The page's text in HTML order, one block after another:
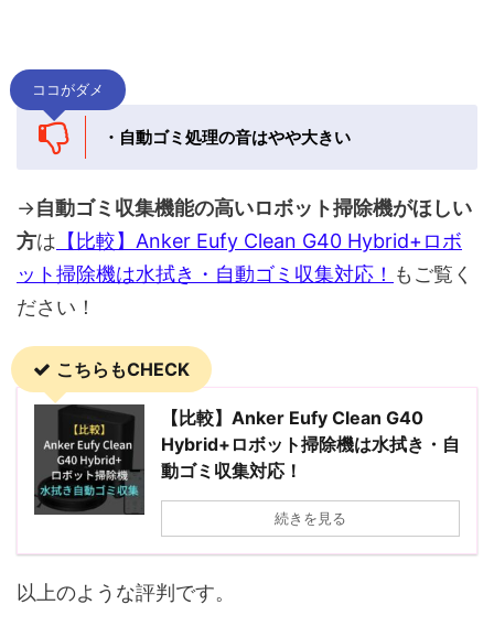
ココがダメ
・自動ゴミ処理の音はやや大きい
→自動ゴミ収集機能の高いロボット掃除機がほしい
方は 【比較】Anker Eufy Clean G40 Hybrid+ロボ
ット掃除機は水拭き・自動ゴミ収集対応！ もご覧く
ださい！
こちらもCHECK
【比較】Anker Eufy Clean G40
Hybrid+ロボット掃除機は水拭き・自
動ゴミ収集対応！
続きを見る
以上のような評判です。